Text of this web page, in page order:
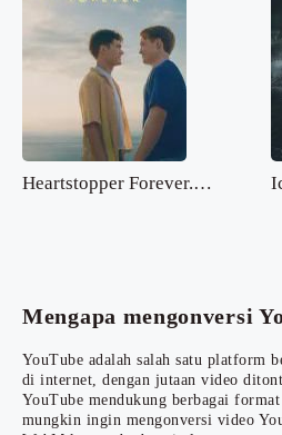
Heartstopper Forever.mp4
Mengapa mengonversi
YouTube adalah salah satu platform
di internet, dengan jutaan video
YouTube mendukung berbagai
mungkin ingin mengonversi video